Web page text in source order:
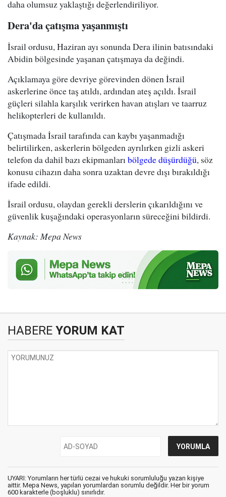
daha olumsuz yaklaştığı değerlendiriliyor.
Dera'da çatışma yaşanmıştı
İsrail ordusu, Haziran ayı sonunda Dera ilinin batısındaki
Abidin bölgesinde yaşanan çatışmaya da değindi.
Açıklamaya göre devriye görevinden dönen İsrail
askerlerine önce taş atıldı, ardından ateş açıldı. İsrail
güçleri silahla karşılık verirken havan atışları ve taarruz
helikopterleri de kullanıldı.
Çatışmada İsrail tarafında can kaybı yaşanmadığı
belirtilirken, askerlerin bölgeden ayrılırken gizli askeri
telefon da dahil bazı ekipmanlarıbölgede düşürdüğü, söz
konusu cihazın daha sonra uzaktan devre dışı bırakıldığı
ifade edildi.
İsrail ordusu, olaydan gerekli derslerin çıkarıldığını ve
güvenlik kuşağındaki operasyonların süreceğini bildirdi.
Kaynak: Mepa News
HABERE YORUM KAT
UYARI: Yorumların her türlü cezai ve hukuki sorumluluğu yazan kişiye
aittir. Mepa News, yapılan yorumlardan sorumlu değildir. Her bir yorum
600 karakterle (boşluklu) sınırlıdır.